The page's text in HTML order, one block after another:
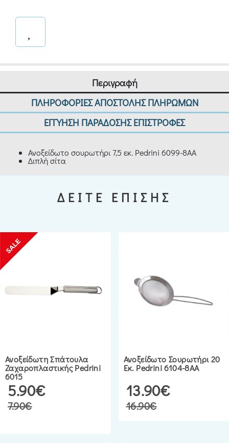
Περιγραφή
ΠΛΗΡΟΦΟΡΙΕΣ ΑΠΟΣΤΟΛΗΣ ΠΛΗΡΩΜΩΝ
ΕΓΓΥΗΣΗ ΠΑΡΑΔΟΣΗΣ ΕΠΙΣΤΡΟΦΕΣ
Ανοξείδωτο σουρωτήρι 7,5 εκ. Pedrini 6099-8AA
Διπλή σίτα
ΔΕΙΤΕ ΕΠΙΣΗΣ
Ανοξείδωτη Σπάτουλα
Ζαχαροπλαστικής Pedrini
6015
5.90€
7.90€
Ανοξείδωτο Σουρωτήρι 20
Εκ. Pedrini 6104-8AA
13.90€
16.90€